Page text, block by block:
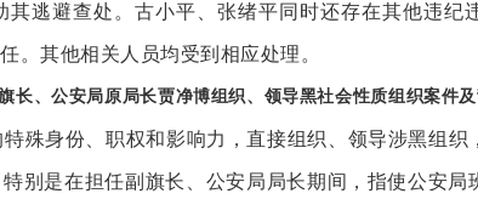
逃避查处。古小平、张绪平同时还存在其他违纪
。其他相关人员均受到相应处理。
长、公安局原局长贾净博组织、领导黑社会性质组织案件
殊身份、职权和影响力，直接组织、领导涉黑组织
别是在担任副旗长、公安局局长期间，指使公安局